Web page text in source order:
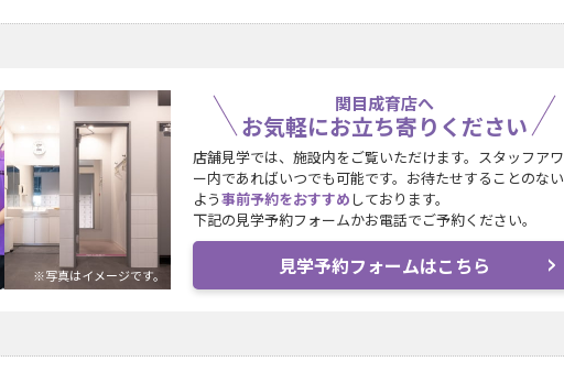
関目成育店へ
お気軽にお立ち寄りください
※写真はイメージです。
店舗見学では、施設内をご覧いただけます。スタッフアワ
ー内であればいつでも可能です。お待たせすることのない
よう事前予約をおすすめ しております。
下記の見学予約フォームかお電話でご予約ください。
見学予約フォームはこちら